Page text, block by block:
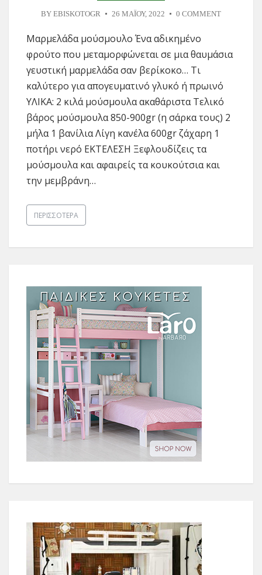
BY EBISKOTOGR 26 ΜΑΪ́ΟΥ, 2022 0 COMMENT
Μαρμελάδα μούσμουλο Ένα αδικημένο
φρούτο που μεταμορφώνεται σε μια θαυμάσια
γευστική μαρμελάδα σαν βερίκοκο… Τι
καλύτερο για απογευματινό γλυκό ή πρωινό
ΥΛΙΚΑ: 2 κιλά μούσμουλα ακαθάριστα Τελικό
βάρος μούσμουλα 850-900gr (η σάρκα τους) 2
μήλα 1 βανίλια Λίγη κανέλα 600gr ζάχαρη 1
ποτήρι νερό ΕΚΤΕΛΕΣΗ Ξεφλουδίζεις τα
μούσμουλα και αφαιρείς τα κουκούτσια και
την μεμβράνη…
ΠΕΡΙΣΣΌΤΕΡΑ